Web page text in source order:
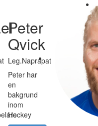
Peter
Qvick
Leg.Naprapat
Peter har
en
bakgrund
inom
Hockey